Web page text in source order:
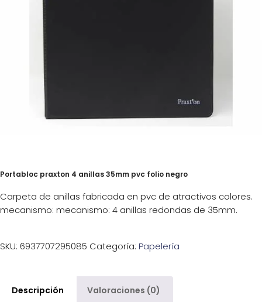
Portabloc praxton 4 anillas 35mm pvc folio negro
Carpeta de anillas fabricada en pvc de atractivos colores.
mecanismo: mecanismo: 4 anillas redondas de 35mm.
SKU: 6937707295085 Categoría: Papelería
Descripción Valoraciones (0)